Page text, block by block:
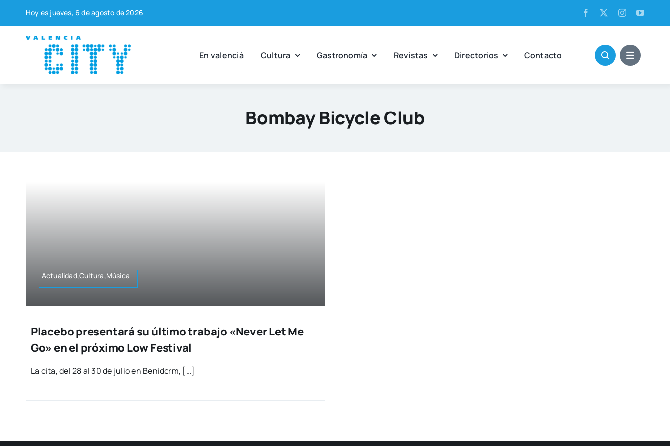
contenido
Hoy es jue­ves, 6 de agos­to de 2026
En valen­cià Cul­tu­ra Gas­tro­no­mía Revis­tas Direc­to­rios Con­tac­to
Bombay Bicycle Club
Actualidad,Cultura,Música
Placebo presentará su último trabajo «Never Let Me
Go» en el próximo Low Festival
La cita, del 28 al 30 de julio en Beni­dorm, […]